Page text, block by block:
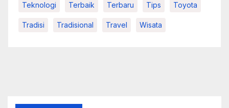
Teknologi Terbaik Terbaru Tips Toyota
Tradisi Tradisional Travel Wisata